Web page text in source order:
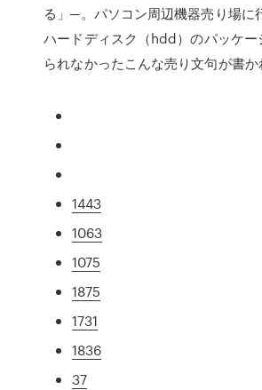
る」─。パソコン周辺機器売り場に
ハードディスク（hdd）のパッケー
られなかったこんな売り文句が書か
1443
1063
1075
1875
1731
1836
37